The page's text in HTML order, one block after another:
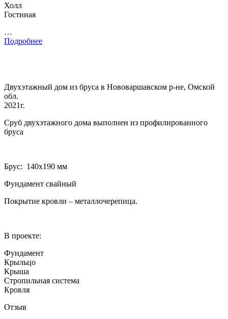
Холл
Гостиная
…
Подробнее
Двухэтажный дом из бруса в Нововаршавском р-не, Омской
обл.
2021г.
Сруб двухэтажного дома выполнен из профилированного
бруса
Брус: 140­х190 мм
Фундамент свайный
Покрытие кровли – металлочерепица.
В проекте:
Фундамент
Крыльцо
Крыша
Стропильная система
Кровля
Отзыв